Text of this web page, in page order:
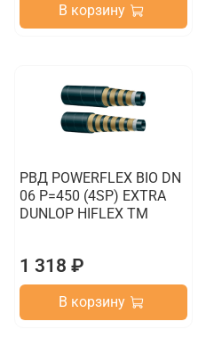
В корзину
РВД POWERFLEX BIO DN
06 P=450 (4SP) EXTRA
DUNLOP HIFLEX TM
1 318 ₽
В корзину